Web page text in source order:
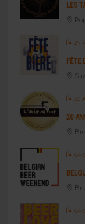
LES
27
FÊTE
30
20
04
04